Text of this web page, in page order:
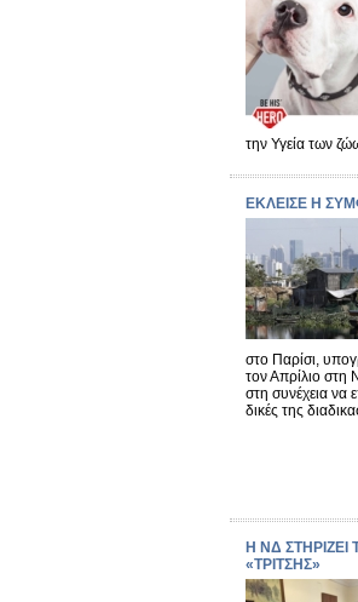
την Υγεία των
ΕΚΛΕΙΣΕ Η
στο Παρίσι,
τον Απρίλιο στη
στη συνέχεια να
δικές της
Η ΝΔ
«ΤΡΙΤΣΗΣ»